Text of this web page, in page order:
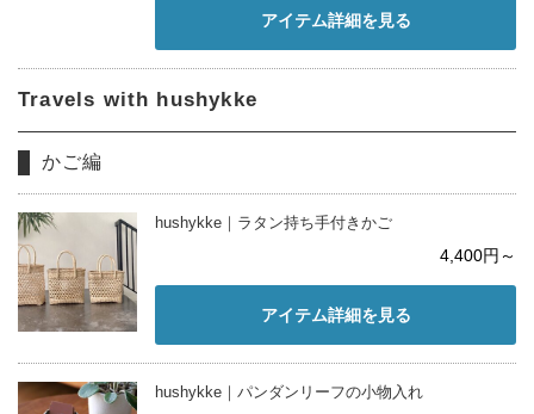
アイテム詳細を見る
Travels with hushykke
かご編
hushykke｜ラタン持ち手付きかご
4,400円～
アイテム詳細を見る
hushykke｜パンダンリーフの小物入れ